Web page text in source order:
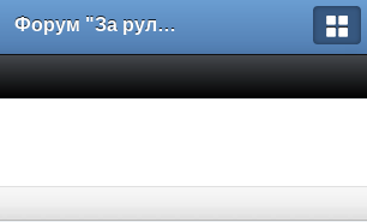
Форум "За рулем"